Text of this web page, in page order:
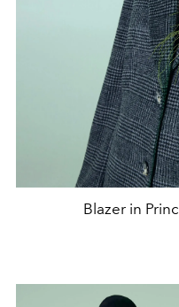
Blazer in